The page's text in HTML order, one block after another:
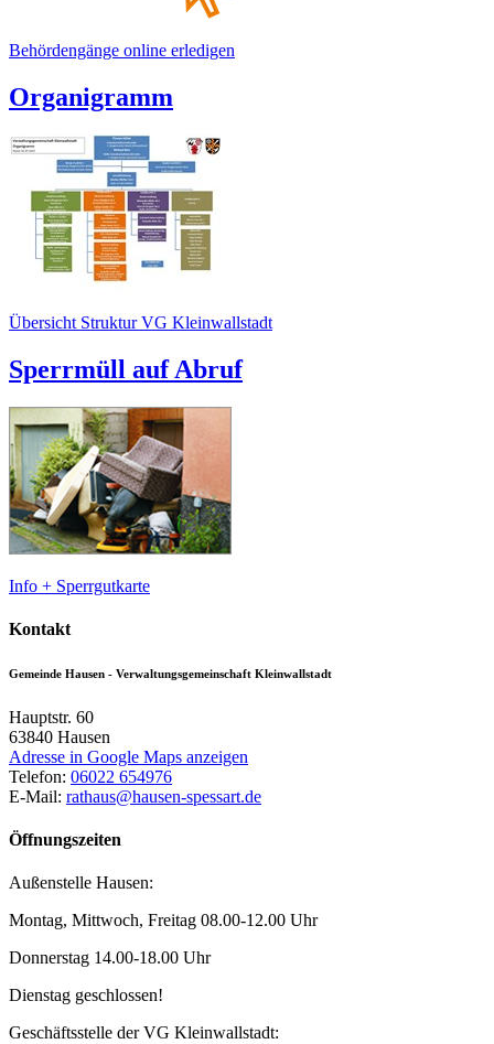
Behördengänge online erledigen
Organigramm
Übersicht Struktur VG Kleinwallstadt
Sperrmüll auf Abruf
Info + Sperrgutkarte
Kontakt
Gemeinde Hausen - Verwaltungsgemeinschaft Kleinwallstadt
Hauptstr. 60
63840 Hausen
Adresse in Google Maps anzeigen
Telefon: 06022 654976
E-Mail: rathaus@hausen-spessart.de
Öffnungszeiten
Außenstelle Hausen:
Montag, Mittwoch, Freitag 08.00-12.00 Uhr
Donnerstag 14.00-18.00 Uhr
Dienstag geschlossen!
Geschäftsstelle der VG Kleinwallstadt: